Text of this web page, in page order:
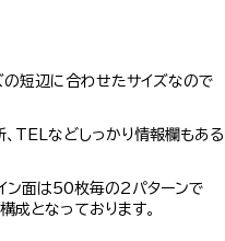
短辺に合わせたサイズなので
、TELなどしっかり情報欄もある
ン面は50枚毎の2パターンで
成となっております。